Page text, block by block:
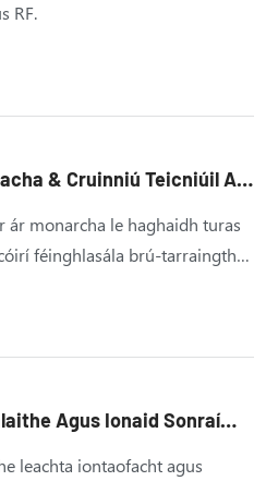
RF.
& Cruinniú Teicniúil Ar
ár monarcha le haghaidh turas
féinghlasála brú-tarraingthe
ar ár gcumas
Agus Ionaid Sonraí
leachta iontaofacht agus